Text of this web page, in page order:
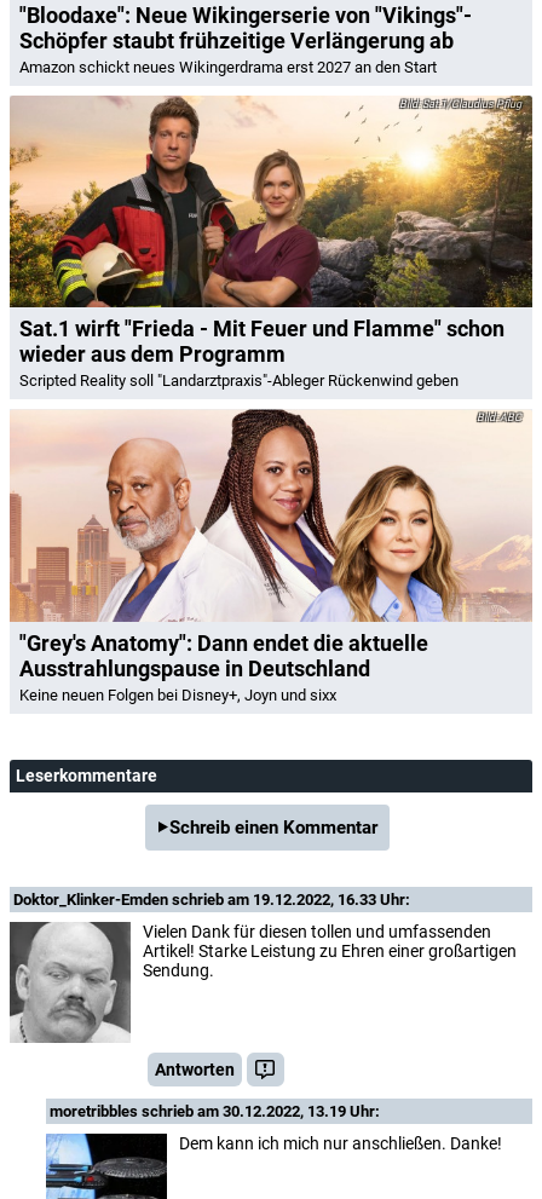
"Bloodaxe": Neue Wikingerserie von "Vikings"-
Schöpfer staubt frühzeitige Verlängerung ab
Amazon schickt neues Wikingerdrama erst 2027 an den Start
Sat.1/Claudius Pflug
Sat.1 wirft "Frieda - Mit Feuer und Flamme" schon
wieder aus dem Programm
Scripted Reality soll "Landarztpraxis"-Ableger Rückenwind geben
ABC
"Grey's Anatomy": Dann endet die aktuelle
Ausstrahlungspause in Deutschland
Keine neuen Folgen bei Disney+, Joyn und sixx
Leserkommentare
Schreib einen Kommentar
Doktor_Klinker-Emden schrieb am 19.12.2022, 16.33 Uhr:
Vielen Dank für diesen tollen und umfassenden
Artikel! Starke Leistung zu Ehren einer großartigen
Sendung.
Antworten
moretribbles schrieb am 30.12.2022, 13.19 Uhr:
Dem kann ich mich nur anschließen. Danke!